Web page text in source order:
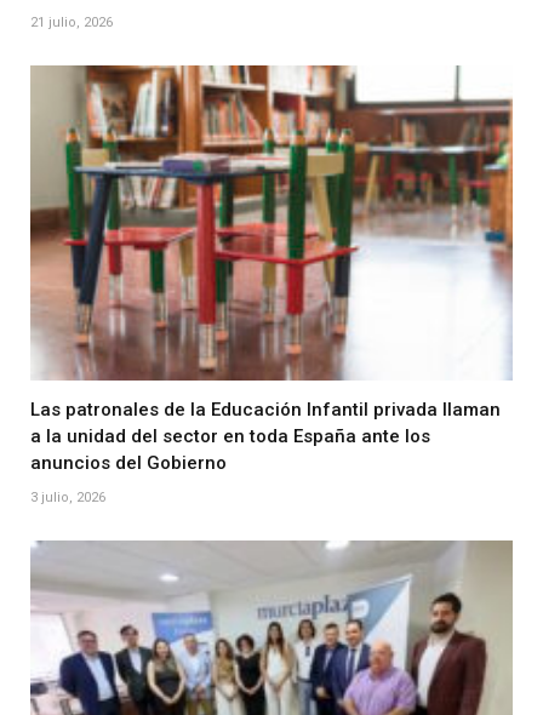
21 julio, 2026
Las patronales de la Educación Infantil privada llaman
a la unidad del sector en toda España ante los
anuncios del Gobierno
3 julio, 2026